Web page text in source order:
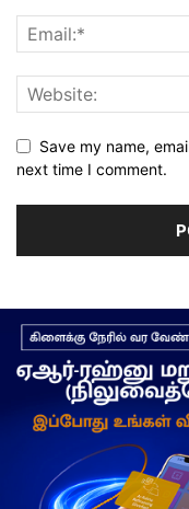
Save my name,
next time I comment.